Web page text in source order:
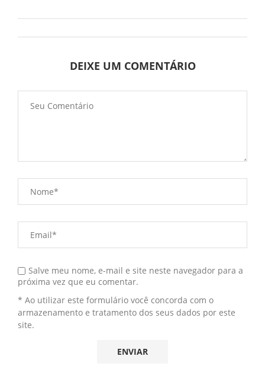
DEIXE UM COMENTÁRIO
Salve meu nome, e-mail e site neste navegador para a
próxima vez que eu comentar.
* Ao utilizar este formulário você concorda com o
armazenamento e tratamento dos seus dados por este
site.